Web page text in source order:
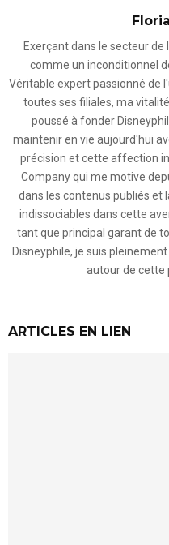
Exerçant dans le secteur
comme un inconditionnel
Véritable expert passionné de
toutes ses filiales, ma
poussé à fonder
maintenir en vie aujourd'hui
précision et cette affection
Company qui me motive
dans les contenus publiés et
indissociables dans cette
tant que principal garant de
Disneyphile, je suis
autour de cette
ARTICLES EN LIEN